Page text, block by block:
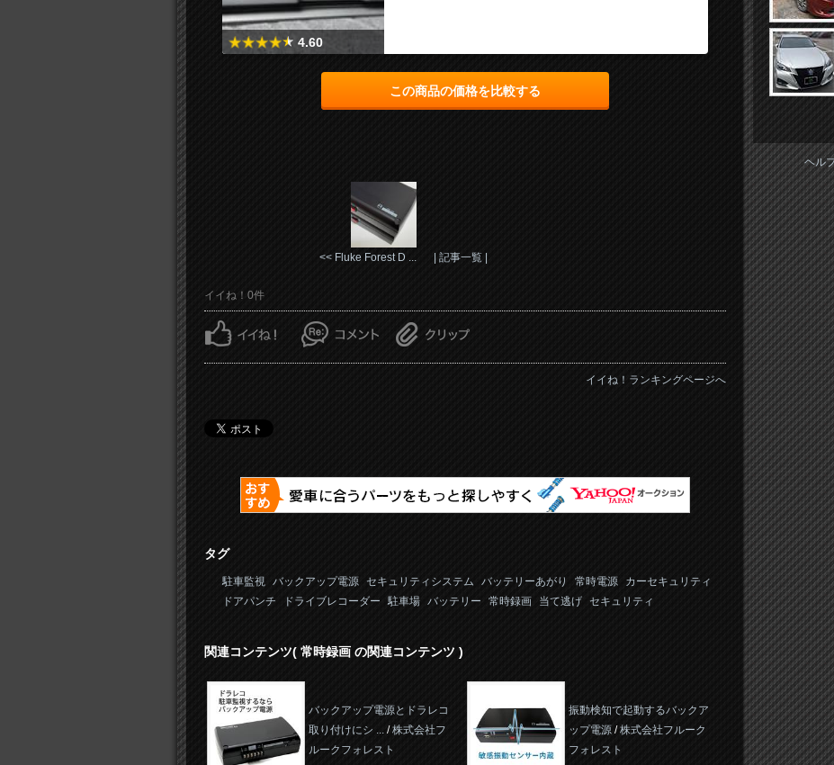
4.60
この商品の価格を比較する
<< Fluke Forest D ... | 記事一覧 |
イイね！0件
イイね！ランキングページへ
タグ
駐車監視 バックアップ電源 セキュリティシステム バッテリーあがり 常時電源
カーセキュリティ
ドアパンチ
ドライブレコーダー 駐車場 バッテリー 常時録画 当て逃げ セキュリティ
関連コンテンツ( 常時録画 の関連コンテンツ )
バックアップ電源とドラレコ
取り付けにシ ... /株式会社フ
ルークフォレスト
振動検知で起動するバックア
ップ電源 /株式会社フルーク
フォレスト
ヘル